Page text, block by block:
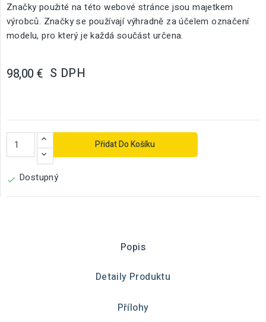
Značky použité na této webové stránce jsou majetkem
výrobců. Značky se používají výhradně za účelem označení
modelu, pro který je každá součást určena.
98,00 € S DPH
Přidat Do Košíku
 Dostupný
Popis
Detaily Produktu
Přílohy